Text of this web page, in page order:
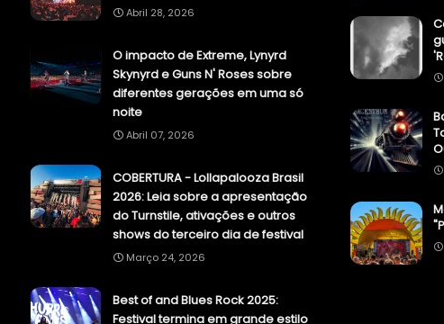
Abril 28, 2026
O impacto de Extreme, Lynyrd
Skynyrd e Guns N' Roses sobre
diferentes gerações em uma só
noite
Abril 07, 2026
COBERTURA - Lollapalooza Brasil
2026: Leia sobre a apresentação
do Turnstile, ativações e outros
shows do terceiro dia de festival
Março 24, 2026
Best of and Blues Rock 2025:
Festival termina em grande estilo